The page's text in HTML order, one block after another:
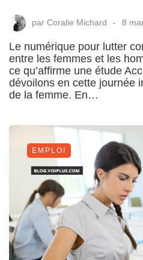
par Coralie Michard 8
Le numérique pour lutter
entre les femmes et les
ce qu’affirme une étude
dévoilons en cette journée
de la femme. En…
EMPLOI